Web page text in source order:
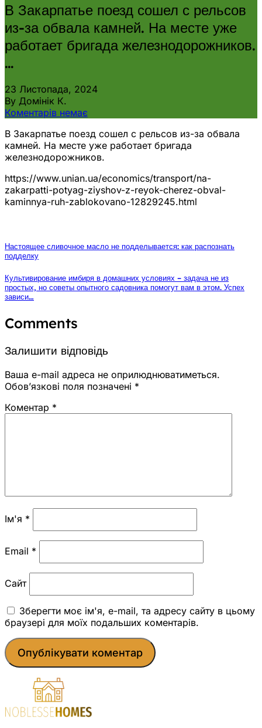
В Закарпатье поезд сошел с рельсов
из-за обвала камней. На месте уже
работает бригада железнодорожников.
…
23 Листопада, 2024
By Домінік К.
Коментарів немає
В Закарпатье поезд сошел с рельсов из-за обвала
камней. На месте уже работает бригада
железнодорожников.
https://www.unian.ua/economics/transport/na-
zakarpatti-potyag-ziyshov-z-reyok-cherez-obval-
kaminnya-ruh-zablokovano-12829245.html
Настоящее сливочное масло не подделывается: как распознать
подделку
Культивирование имбиря в домашних условиях – задача не из
простых, но советы опытного садовника помогут вам в этом. Успех
зависи…
Comments
Залишити відповідь
Ваша e-mail адреса не оприлюднюватиметься.
Обов’язкові поля позначені *
Коментар *
Ім'я *
Email *
Сайт
Зберегти моє ім'я, e-mail, та адресу сайту в цьому
браузері для моїх подальших коментарів.